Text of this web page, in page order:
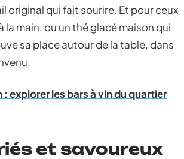
original qui fait sourire. Et pour ceux
main, ou un thé glacé maison qui
sa place autour de la table, dans
explorer les bars à vin du quartier
et savoureux